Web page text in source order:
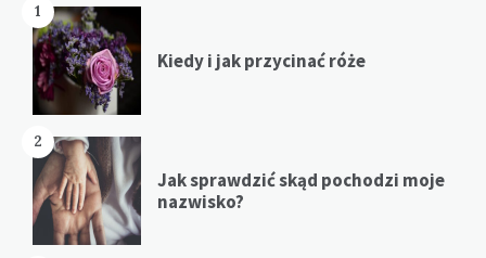
1
Kiedy i jak przycinać róże
2
Jak sprawdzić skąd pochodzi moje
nazwisko?